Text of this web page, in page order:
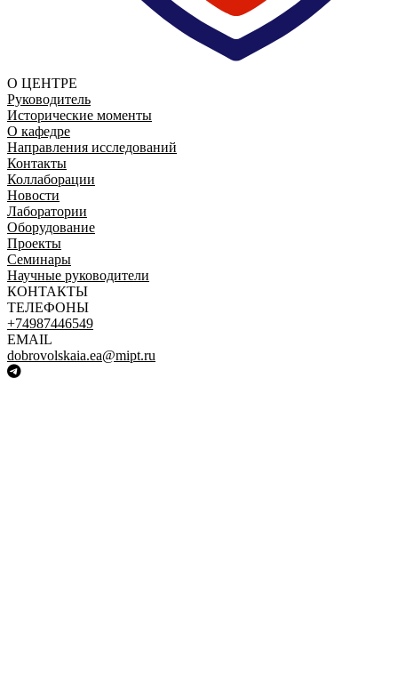
О ЦЕНТРЕ
Руководитель
Исторические моменты
О кафедре
Направления исследований
Контакты
Коллаборации
Новости
Лаборатории
Оборудование
Проекты
Семинары
Научные руководители
КОНТАКТЫ
ТЕЛЕФОНЫ
+74987446549
EMAIL
dobrovolskaia.ea@mipt.ru